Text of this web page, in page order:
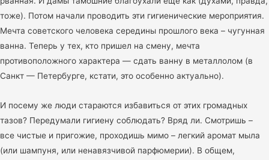
тоже). Потом начали проводить эти гигиенические мероприятия.
Мечта советского человека середины прошлого века – чугунная
ванна. Теперь у тех, кто пришел на смену, мечта
противоположного характера — сдать ванну в металлолом (в
Санкт — Петербурге, кстати, это особенно актуально).
И посему же люди стараются избавиться от этих громадных
тазов? Передумали гигиену соблюдать? Вряд ли. Смотришь –
все чистые и пригожие, проходишь мимо – легкий аромат мыла
(или шампуня, или ненавязчивой парфюмерии). В общем,